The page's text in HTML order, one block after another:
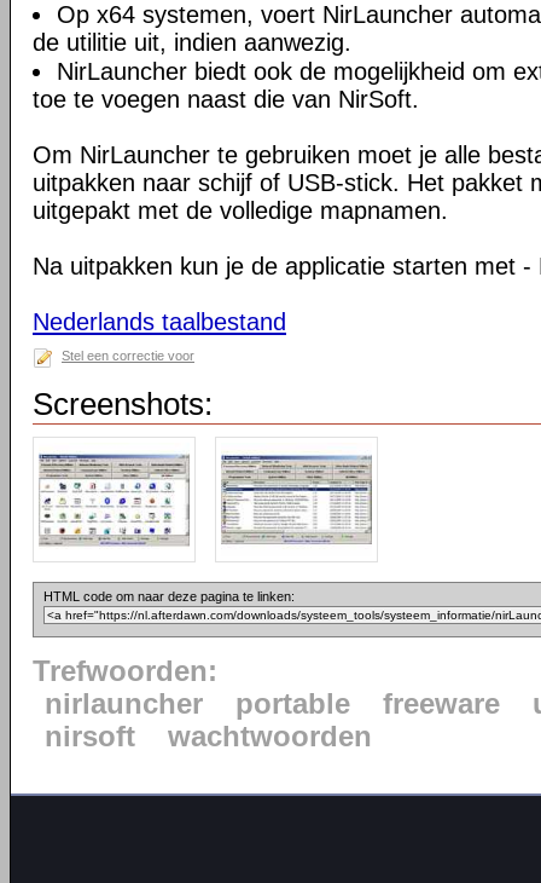
Op x64 systemen, voert NirLauncher
de utilitie uit, indien aanwezig.
NirLauncher biedt ook de mogelijkheid om
toe te voegen naast die van NirSoft.
Om NirLauncher te gebruiken moet je alle
uitpakken naar schijf of USB-stick. Het pakket
uitgepakt met de volledige mapnamen.
Na uitpakken kun je de applicatie starten met -
Nederlands taalbestand
Stel een correctie voor
Screenshots:
HTML code om naar deze pagina te linken:
Trefwoorden:
nirlauncher
portable freeware
nirsoft
wachtwoorden